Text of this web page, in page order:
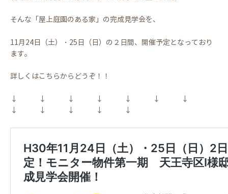
そんな「屋上庭園のある家」の完成見学会を、
11月24日（土）・25日（日）の２日間、開催予定となっており
ます。
詳しくはこちらからどうぞ！！
↓ ↓ ↓ ↓ ↓ ↓ ↓
↓ ↓ ↓ ↓ ↓